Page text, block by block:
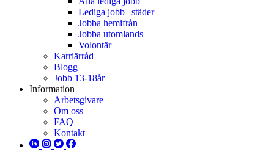
Lediga jobb | städer
Jobba hemifrån
Jobba utomlands
Volontär
Karriärråd
Blogg
Jobb 13-18år
Information
Arbetsgivare
Om oss
FAQ
Kontakt